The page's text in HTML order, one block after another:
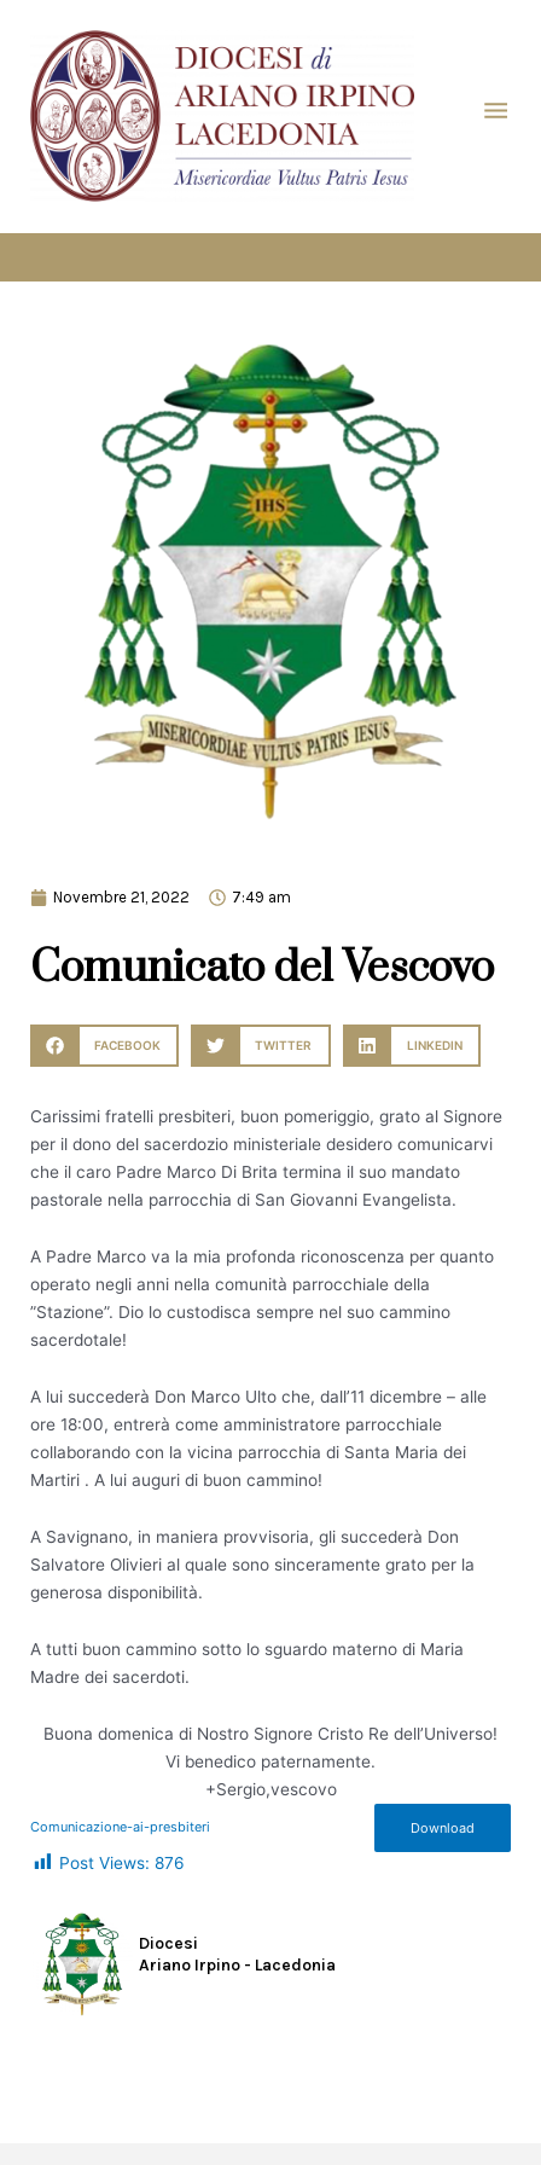
Novembre 21, 2022 7:49 am
Comunicato del Vescovo
FACEBOOK TWITTER LINKEDIN
Carissimi fratelli presbiteri, buon pomeriggio, grato al Signore
per il dono del sacerdozio ministeriale desidero comunicarvi
che il caro Padre Marco Di Brita termina il suo mandato
pastorale nella parrocchia di San Giovanni Evangelista.
A Padre Marco va la mia profonda riconoscenza per quanto
operato negli anni nella comunità parrocchiale della
”Stazione”. Dio lo custodisca sempre nel suo cammino
sacerdotale!
A lui succederà Don Marco Ulto che, dall’11 dicembre – alle
ore 18:00, entrerà come amministratore parrocchiale
collaborando con la vicina parrocchia di Santa Maria dei
Martiri . A lui auguri di buon cammino!
A Savignano, in maniera provvisoria, gli succederà Don
Salvatore Olivieri al quale sono sinceramente grato per la
generosa disponibilità.
A tutti buon cammino sotto lo sguardo materno di Maria
Madre dei sacerdoti.
Buona domenica di Nostro Signore Cristo Re dell’Universo!
Vi benedico paternamente.
+Sergio,vescovo
Comunicazione-ai-presbiteri Download
Post Views: 876
Diocesi
Ariano Irpino - Lacedonia